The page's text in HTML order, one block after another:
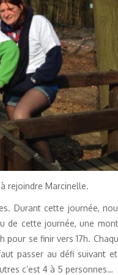
à rejoindre Marcinelle.
Durant cette journée,
de cette journée, une
se finir vers 17h.
passer au défi suivant
c’est 4 à 5 personnes…